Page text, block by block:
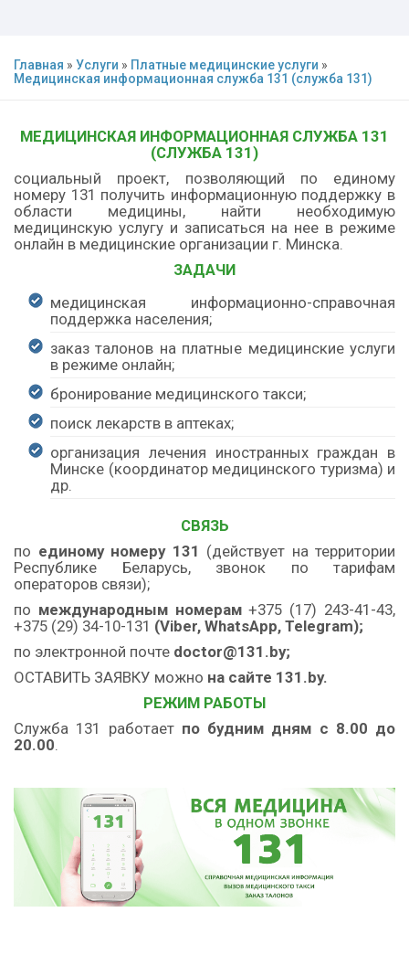
Главная » Услуги » Платные медицинские услуги »
Медицинская информационная служба 131 (служба 131)
МЕДИЦИНСКАЯ ИНФОРМАЦИОННАЯ СЛУЖБА 131
(СЛУЖБА 131)
социальный проект, позволяющий по единому
номеру 131 получить информационную поддержку в
области медицины, найти необходимую
медицинскую услугу и записаться на нее в режиме
онлайн в медицинские организации г. Минска.
ЗАДАЧИ
медицинская информационно-справочная
поддержка населения;
заказ талонов на платные медицинские услуги
в режиме онлайн;
бронирование медицинского такси;
поиск лекарств в аптеках;
организация лечения иностранных граждан в
Минске (координатор медицинского туризма) и
др.
СВЯЗЬ
по единому номеру 131 (действует на территории
Республике Беларусь, звонок по тарифам
операторов связи);
по международным номерам+375 (17) 243-41-43,
+375 (29) 34-10-131 (Viber, WhatsApp, Telegram);
по электронной почте doctor@131.by;
ОСТАВИТЬ ЗАЯВКУ можно на сайте 131.by.
РЕЖИМ РАБОТЫ
Служба 131 работает по будним дням с 8.00 до
20.00